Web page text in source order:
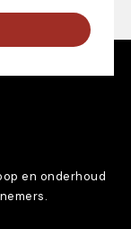
en onderhoud